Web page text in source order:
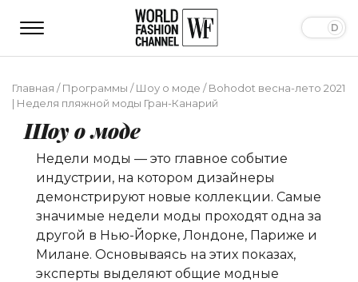
Главная /Программы /Шоу о моде /Bohodot весна-лето 2021
| Неделя пляжной моды Гран-Канарий
Шоу о моде
Недели моды — это главное событие
индустрии, на котором дизайнеры
демонстрируют новые коллекции. Самые
значимые недели моды проходят одна за
другой в Нью-Йорке, Лондоне, Париже и
Милане. Основываясь на этих показах,
эксперты выделяют общие модные